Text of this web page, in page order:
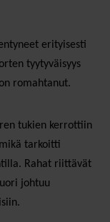
erityisesti
tyytyväisyys
romahtanut.
tukien kerrottiin
tarkoitti
Rahat riittävät
johtuu